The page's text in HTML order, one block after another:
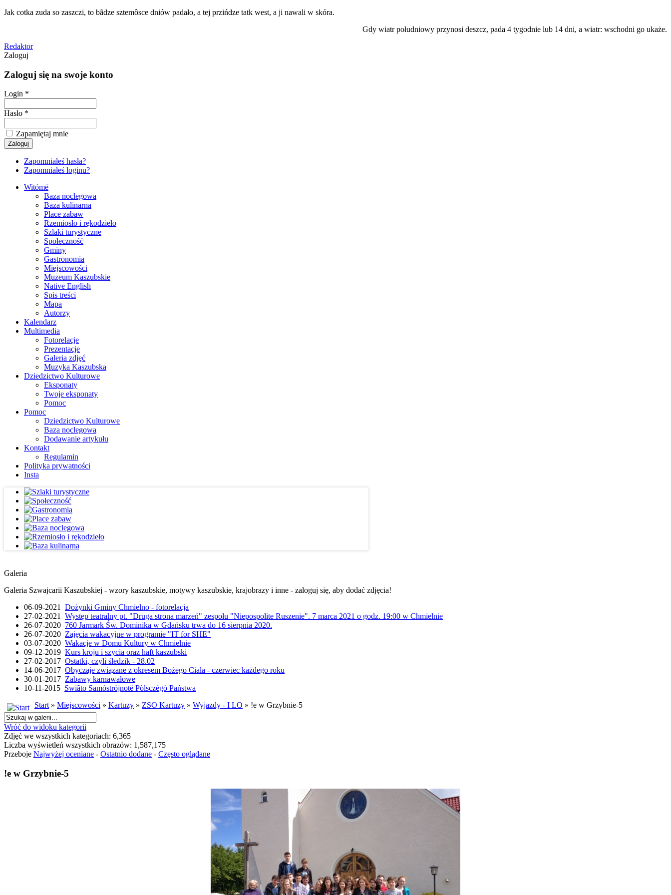
Jak cotka zuda so zaszczi, to bãdze sztemôsce dniów padało, a tej przińdze tatk west, a ji nawali w skóra.
Gdy wiatr południowy przynosi deszcz, pada 4 tygodnie lub 14 dni, a wiatr: wschodni go ukaże.
Redaktor
Zaloguj
Zaloguj się na swoje konto
Login *
Hasło *
Zapamiętaj mnie
Zapomniałeś hasła?
Zapomniałeś loginu?
Witómë
Baza noclegowa
Baza kulinarna
Place zabaw
Rzemiosło i rękodzieło
Szlaki turystyczne
Społeczność
Gminy
Gastronomia
Miejscowości
Muzeum Kaszubskie
Native English
Spis treści
Mapa
Autorzy
Kalendarz
Multimedia
Fotorelacje
Prezentacje
Galeria zdjęć
Muzyka Kaszubska
Dziedzictwo Kulturowe
Eksponaty
Twoje eksponaty
Pomoc
Pomoc
Dziedzictwo Kulturowe
Baza noclegowa
Dodawanie artykułu
Kontakt
Regulamin
Polityka prywatności
Insta
Galeria
Galeria Szwajcarii Kaszubskiej - wzory kaszubskie, motywy kaszubskie, krajobrazy i inne - zaloguj się, aby dodać zdjęcia!
06-09-2021 Dożynki Gminy Chmielno - fotorelacja
27-02-2021 Występ teatralny pt. "Druga strona marzeń" zespołu "Niepospolite Ruszenie". 7 marca 2021 o godz. 19:00 w Chmielnie
26-07-2020 760 Jarmark Św. Dominika w Gdańsku trwa do 16 sierpnia 2020.
26-07-2020 Zajęcia wakacyjne w programie "IT for SHE"
03-07-2020 Wakacje w Domu Kultury w Chmielnie
09-12-2019 Kurs kroju i szycia oraz haft kaszubski
27-02-2017 Ostatki, czyli śledzik - 28.02
14-06-2017 Obyczaje związane z okresem Bożego Ciała - czerwiec każdego roku
30-01-2017 Zabawy karnawałowe
10-11-2015 Swiãto Samòstrójnotë Pòlsczégò Państwa
Start» Miejscowości » Kartuzy » ZSO Kartuzy » Wyjazdy - I LO » !e w Grzybnie-5
Wróć do widoku kategorii
Zdjęć we wszystkich kategoriach: 6,365
Liczba wyświetleń wszystkich obrazów: 1,587,175
Przeboje Najwyżej oceniane - Ostatnio dodane - Często oglądane
!e w Grzybnie-5